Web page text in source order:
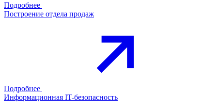
Подробнее
Построение отдела продаж
Подробнее
Информационная IT-безопасность